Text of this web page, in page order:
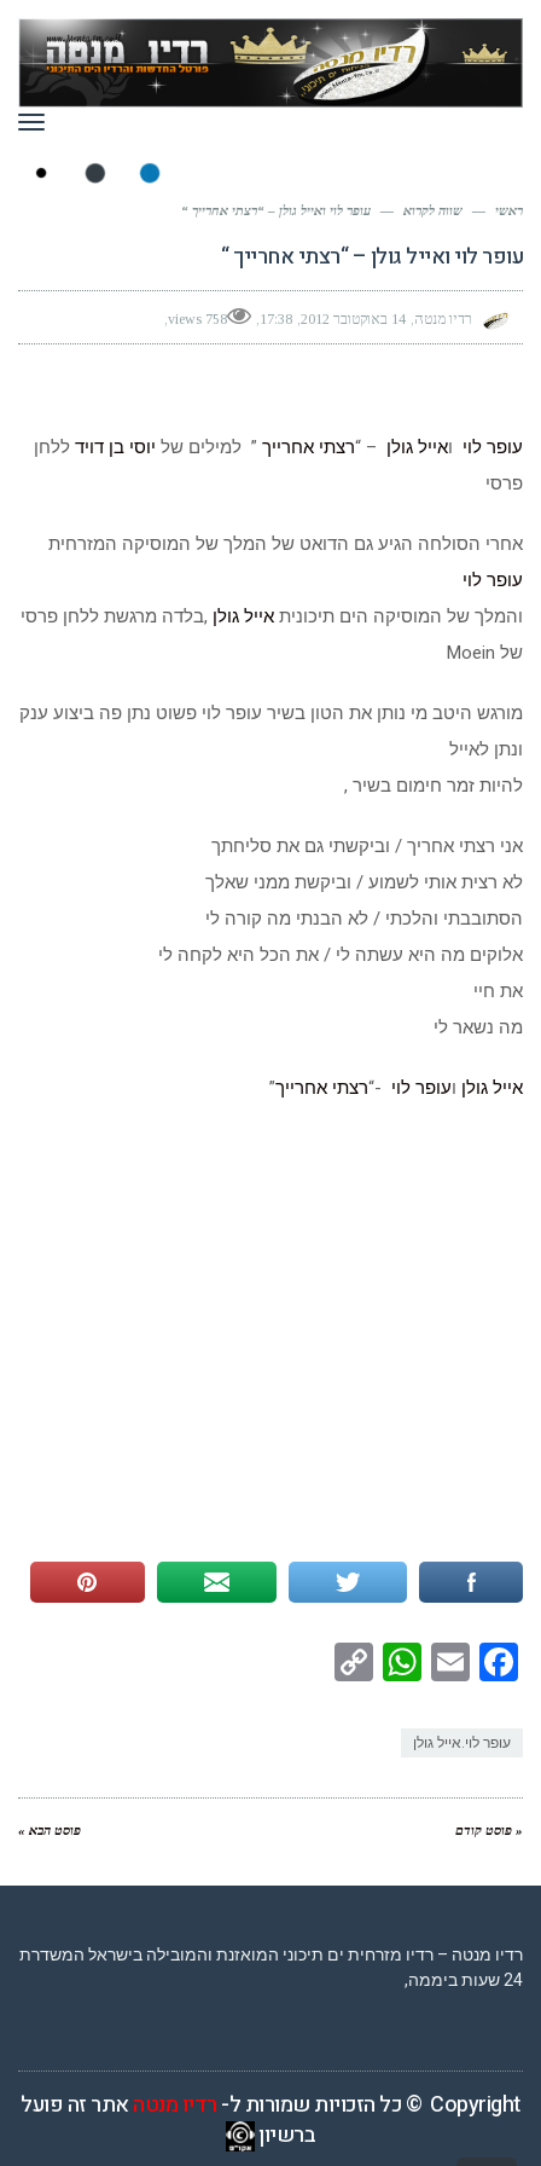
ראשי — שווה לקרוא — עופר לוי ואייל גולן – “רצתי אחרייך “
עופר לוי ואייל גולן – “רצתי אחרייך “
רדיו מנטה 14 באוקטובר 2012 17:38
758 views
עופר לוי ואייל גולן – “רצתי אחרייך ” למילים של יוסי בן דויד ללחן
פרסי
אחרי הסולחה הגיע גם הדואט של המלך של המוסיקה המזרחית
עופר לוי
והמלך של המוסיקה הים תיכונית אייל גולן ,בלדה מרגשת ללחן פרסי
של Moein
מורגש היטב מי נותן את הטון בשיר עופר לוי פשוט נתן פה ביצוע ענק
ונתן לאייל
להיות זמר חימום בשיר ,
אני רצתי אחריך / וביקשתי גם את סליחתך
לא רצית אותי לשמוע / וביקשת ממני שאלך
הסתובבתי והלכתי / לא הבנתי מה קורה לי
אלוקים מה היא עשתה לי / את הכל היא לקחה לי
את חיי
מה נשאר לי
אייל גולן ועופר לוי -“רצתי אחרייך”
Facebook
Email
WhatsApp
עופר לוי.אייל גולן
« פוסט קודם פוסט הבא »
רדיו מנטה – רדיו מזרחית ים תיכוני המואזנת והמובילה בישראל המשדרת
24 שעות ביממה,
Copyright © כל הזכויות שמורות ל- רדיו מנטהאתר זה פועל
ברשיון